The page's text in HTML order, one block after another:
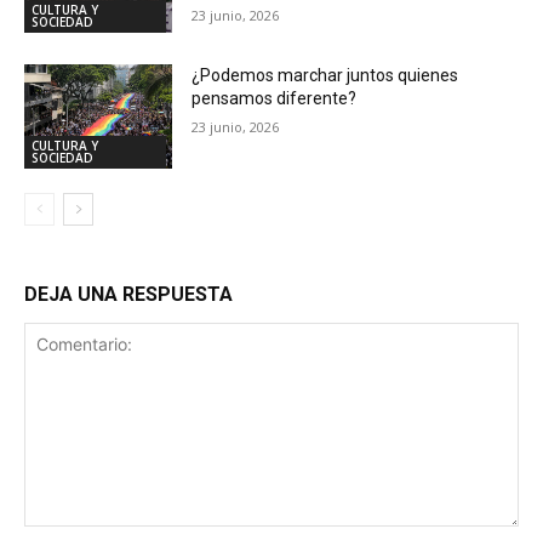
CULTURA Y
SOCIEDAD 23 junio, 2026
CULTURA Y
SOCIEDAD
¿Podemos marchar juntos quienes
pensamos diferente?
23 junio, 2026
DEJA UNA RESPUESTA